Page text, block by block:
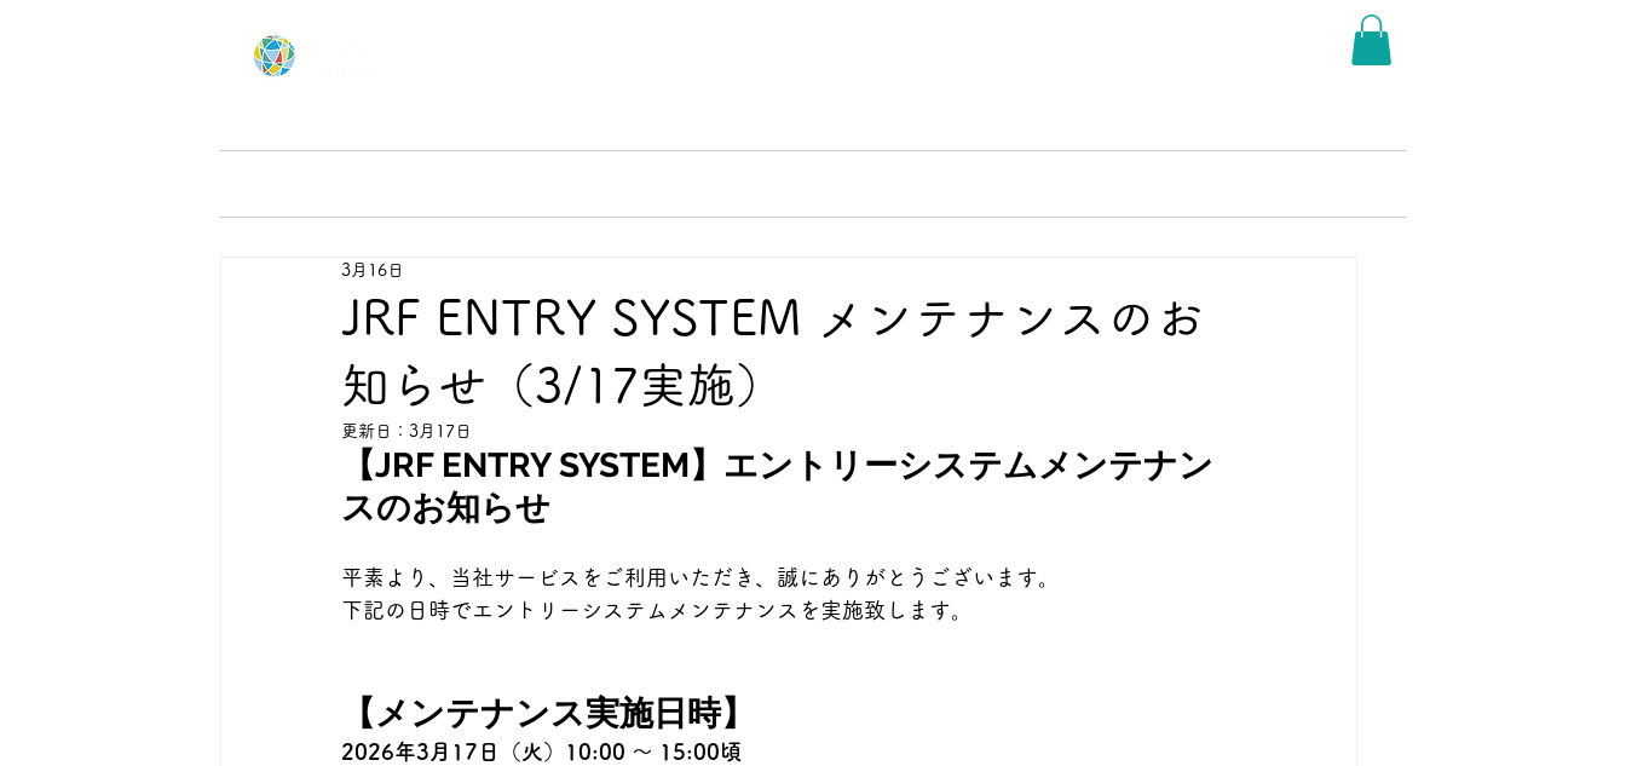
JRF ENTRY SYSTEM メンテナンスのお
知らせ（3/17実施）
3月16日
更新日： 3月17日
【JRF ENTRY SYSTEM】エントリーシステムメンテナン
スのお知らせ
平素より、当社サービスをご利用いただき、誠にありがとうございます。
下記の日時でエントリーシステムメンテナンスを実施致します。
【メンテナンス実施日時】
2026年3月17日（火）10:00 ～ 15:00頃